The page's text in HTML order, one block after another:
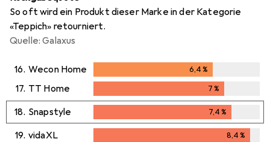
So oft wird ein Produkt dieser Marke in der Kategorie
«Teppich» retourniert.
Quelle: Galaxus
16. Wecon Home 6,4%
17. TT Home 7%
18. Snapstyle 7,4%
7,4%
19. vidaXL 8,4%